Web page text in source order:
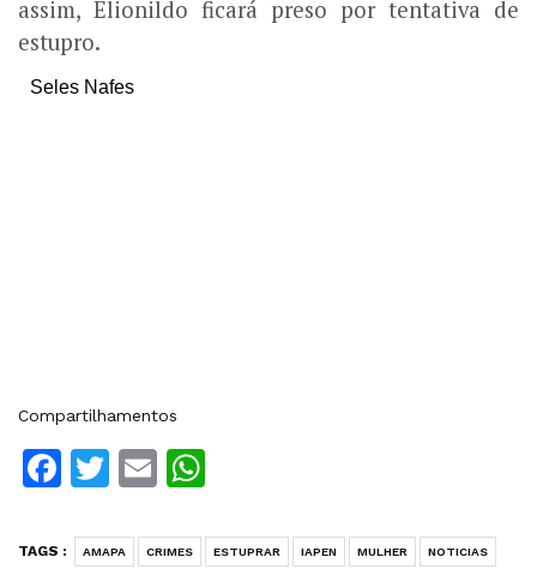
assim, Elionildo ficará preso por tentativa de
estupro.
Seles Nafes
Compartilhamentos
Facebook
Twitter
Email
TAGS : AMAPA CRIMES ESTUPRAR IAPEN MULHER NOTICIAS